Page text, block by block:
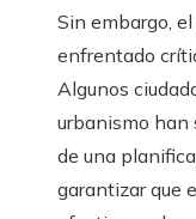
Sin embargo,
enfrentado
Algunos
urbanismo han
de una
garantizar que